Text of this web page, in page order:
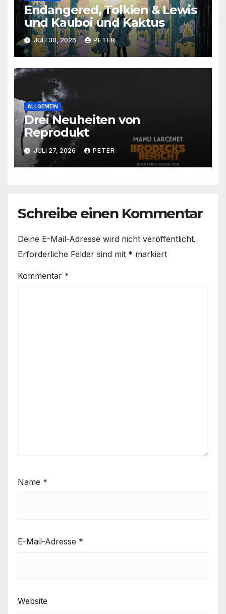
Endangered, Tolkien & Lewis
und Kauboi und Kaktus
JULI 30, 2026 PETER
ALLGEMEIN
Drei Neuheiten von
Reprodukt
JULI 27, 2026 PETER
Schreibe einen Kommentar
Deine E-Mail-Adresse wird nicht veröffentlicht.
Erforderliche Felder sind mit * markiert
Kommentar *
Name *
E-Mail-Adresse *
Website